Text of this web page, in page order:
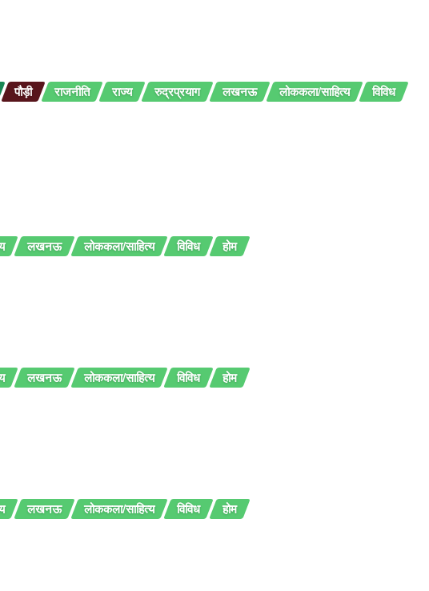
पौड़ी राजनीति राज्य रुद्रप्रयाग लखनऊ लोककला/साहित्य
विविध
लखनऊ लोककला/साहित्य विविध होम
लखनऊ लोककला/साहित्य विविध होम
लखनऊ लोककला/साहित्य विविध होम